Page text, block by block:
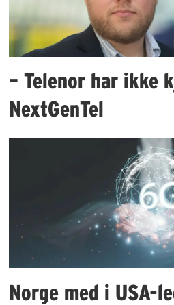
– Telenor har ikke
NextGenTel
Norge med i USA-